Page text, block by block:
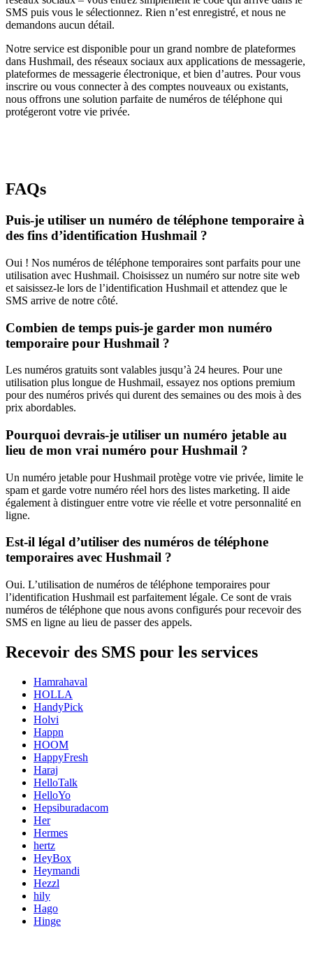
SMS puis vous le sélectionnez. Rien n’est enregistré, et nous ne
demandons aucun détail.
Notre service est disponible pour un grand nombre de plateformes
dans Hushmail, des réseaux sociaux aux applications de messagerie,
plateformes de messagerie électronique, et bien d’autres. Pour vous
inscrire ou vous connecter à des comptes nouveaux ou existants,
nous offrons une solution parfaite de numéros de téléphone qui
protégeront votre vie privée.
FAQs
Puis-je utiliser un numéro de téléphone temporaire à
des fins d’identification Hushmail ?
Oui ! Nos numéros de téléphone temporaires sont parfaits pour une
utilisation avec Hushmail. Choisissez un numéro sur notre site web
et saisissez-le lors de l’identification Hushmail et attendez que le
SMS arrive de notre côté.
Combien de temps puis-je garder mon numéro
temporaire pour Hushmail ?
Les numéros gratuits sont valables jusqu’à 24 heures. Pour une
utilisation plus longue de Hushmail, essayez nos options premium
pour des numéros privés qui durent des semaines ou des mois à des
prix abordables.
Pourquoi devrais-je utiliser un numéro jetable au
lieu de mon vrai numéro pour Hushmail ?
Un numéro jetable pour Hushmail protège votre vie privée, limite le
spam et garde votre numéro réel hors des listes marketing. Il aide
également à distinguer entre votre vie réelle et votre personnalité en
ligne.
Est-il légal d’utiliser des numéros de téléphone
temporaires avec Hushmail ?
Oui. L’utilisation de numéros de téléphone temporaires pour
l’identification Hushmail est parfaitement légale. Ce sont de vrais
numéros de téléphone que nous avons configurés pour recevoir des
SMS en ligne au lieu de passer des appels.
Recevoir des SMS pour les services
Hamrahaval
HOLLA
HandyPick
Holvi
Happn
HOOM
HappyFresh
Haraj
HelloTalk
HelloYo
Hepsiburadacom
Her
Hermes
hertz
HeyBox
Heymandi
Hezzl
hily
Hago
Hinge